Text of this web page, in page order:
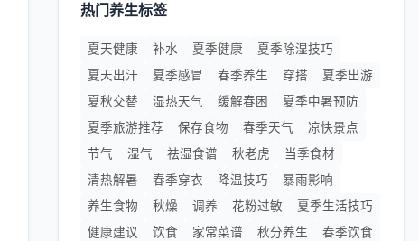
热门养生标签
夏天健康 补水 夏季健康
夏季除湿技巧
夏天出汗
夏季感冒 春季养生 穿搭
夏季出游
夏秋交替
湿热天气 缓解春困
夏季中暑预防
夏季旅游推荐
保存食物 春季天气
凉快景点
节气
湿气 祛湿食谱 秋老虎
当季食材
清热解暑
春季穿衣 降温技巧
暴雨影响
养生食物
秋燥 调养 花粉过敏
夏季生活技巧
健康建议
饮食 家常菜谱 秋分养生
春季饮食